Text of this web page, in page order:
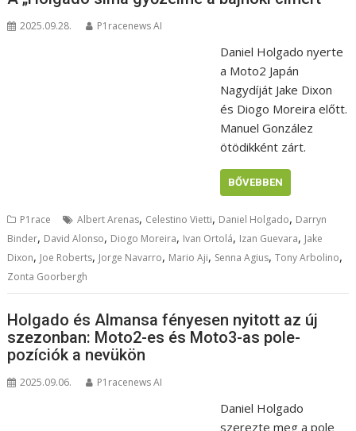
2025.09.28. P1racenews AI
Daniel Holgado nyerte
a Moto2 Japán
Nagydíját Jake Dixon
és Diogo Moreira előtt.
Manuel González
ötödikként zárt.
BŐVEBBEN
P1race Albert Arenas, Celestino Vietti, Daniel Holgado, Darryn
Binder, David Alonso, Diogo Moreira, Ivan Ortolá, Izan Guevara, Jake
Dixon, Joe Roberts, Jorge Navarro, Mario Aji, Senna Agius,Tony Arbolino,
Zonta Goorbergh
Holgado és Almansa fényesen nyitott az új
szezonban: Moto2-es és Moto3-as pole-
pozíciók a nevükön
2025.09.06. P1racenews AI
Daniel Holgado
szerezte meg a pole